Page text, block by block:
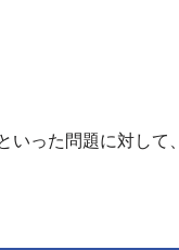
った問題に対して、